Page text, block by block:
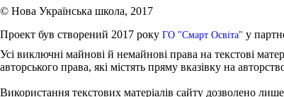
© Нова Українська школа, 2017
Проект був створений 2017 року ГО "Смарт Освіта" у
Усі виключні майнові й немайнові права на текстові
авторського права, які містять пряму вказівку на
Використання текстових матеріалів сайту дозволено